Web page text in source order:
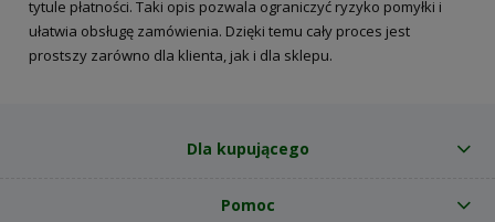
tytule płatności. Taki opis pozwala ograniczyć ryzyko pomyłki i
ułatwia obsługę zamówienia. Dzięki temu cały proces jest
prostszy zarówno dla klienta, jak i dla sklepu.
Dla kupującego
Pomoc